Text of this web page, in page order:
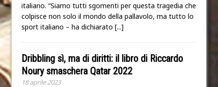
italiano. “Siamo tutti sgomenti per questa tragedia che
colpisce non solo il mondo della pallavolo, ma tutto lo
sport italiano – ha dichiarato [...]
Dribbling sì, ma di diritti: il libro di Riccardo
Noury smaschera Qatar 2022
18 aprile 2023